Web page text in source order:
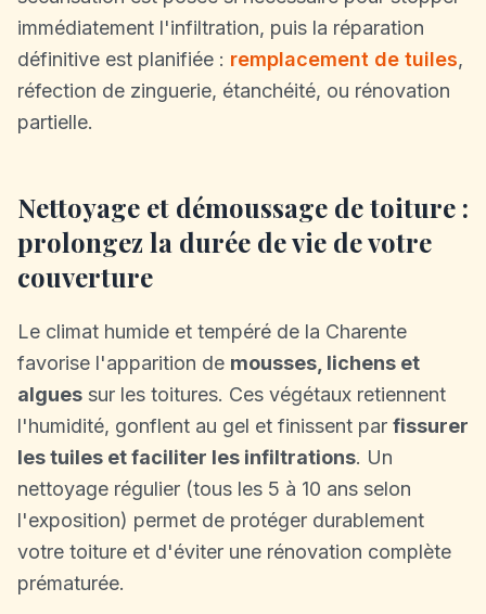
immédiatement l'infiltration, puis la réparation
définitive est planifiée : remplacement de tuiles,
réfection de zinguerie, étanchéité, ou rénovation
partielle.
Nettoyage et démoussage de toiture :
prolongez la durée de vie de votre
couverture
Le climat humide et tempéré de la Charente
favorise l'apparition de mousses, lichens et
algues sur les toitures. Ces végétaux retiennent
l'humidité, gonflent au gel et finissent par fissurer
les tuiles et faciliter les infiltrations. Un
nettoyage régulier (tous les 5 à 10 ans selon
l'exposition) permet de protéger durablement
votre toiture et d'éviter une rénovation complète
prématurée.